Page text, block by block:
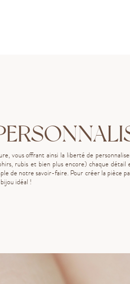
vous offrant ainsi la liberté de
rubis et bien plus encore) chaque
de notre savoir-faire. Pour créer la pièce
idéal !